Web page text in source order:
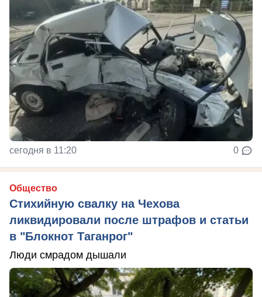
сегодня в 11:20 0
Общество
Стихийную свалку на Чехова
ликвидировали после штрафов и статьи
в "Блокнот Таганрог"
Люди смрадом дышали